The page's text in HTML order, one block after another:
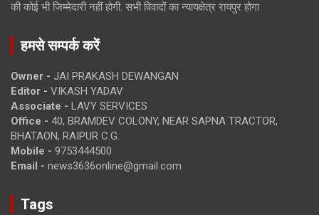
की कोई भी जिम्मेदारी नहीं होगी. सभी विवादों का न्यायक्षेत्र रायपुर होगा
हमसे सम्पर्क करें
Owner - JAI PRAKASH DEWANGAN
Editor - VIKASH YADAV
Associate - LAVY SERVICES
Office - 40, BRAMDEV COLONY, NEAR SAPNA TRACTOR,
BHATAON, RAIPUR C.G.
Mobile - 9753444500
Email - news3636online@gmail.com
Tags